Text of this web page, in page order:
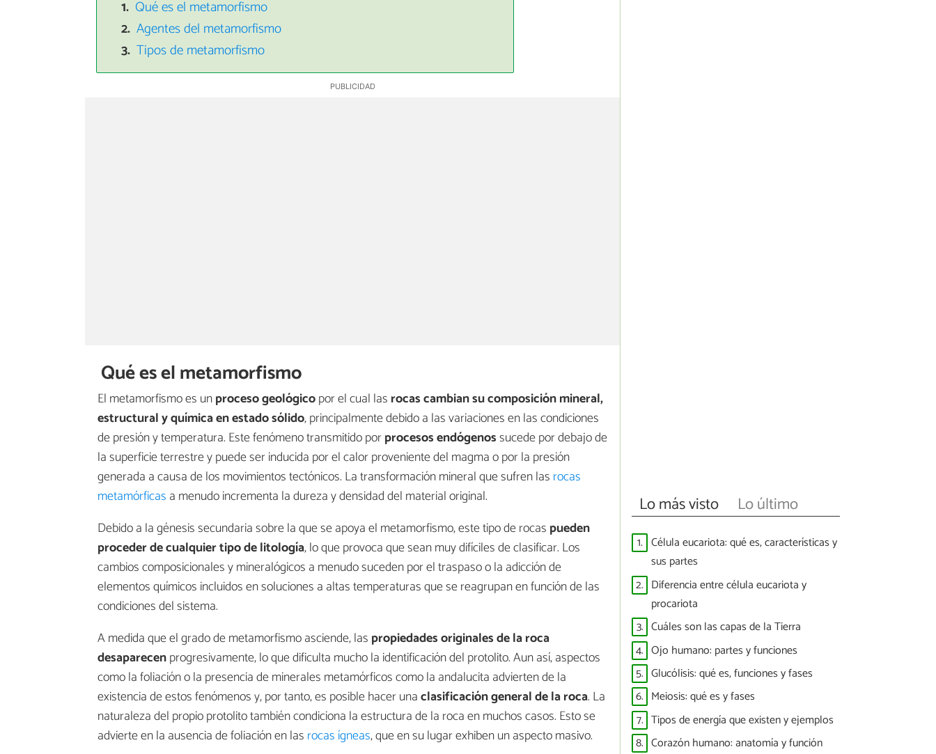
Qué es el metamorfismo
Agentes del metamorfismo
Tipos de metamorfismo
Qué es el metamorfismo
El metamorfismo es unproceso geológicopor el cual las rocas cambian su composición mineral,
estructural y químicaen estado sólido, principalmente debido a las variaciones en las condiciones
de presión y temperatura. Este fenómeno transmitido porprocesos endógenossucede por debajo de
la superficie terrestre y puede ser inducida por el calor proveniente del magma o por la presión
generada a causa de los movimientos tectónicos. La transformación mineral que sufren las rocas
metamórficas a menudo incrementa la dureza y densidad del material original.
Debido a la génesis secundaria sobre la que se apoya el metamorfismo, este tipo de rocas pueden
proceder de cualquier tipo de litología, lo que provoca que sean muy difíciles de clasificar. Los
cambios composicionales y mineralógicos a menudo suceden por el traspaso o la adicción de
elementos químicos incluidos en soluciones a altas temperaturas que se reagrupan en función de las
condiciones del sistema.
A medida que el grado de metamorfismo asciende, las propiedades originales de la roca
desaparecenprogresivamente, lo que dificulta mucho la identificación del protolito. Aun así, aspectos
como la foliación o la presencia de minerales metamórficos como la andalucita advierten de la
existencia de estos fenómenos y, por tanto, es posible hacer unaclasificación general de la roca. La
naturaleza del propio protolito también condiciona la estructura de la roca en muchos casos. Esto se
advierte en la ausencia de foliación en las rocas ígneas, que en su lugar exhiben un aspecto masivo.
Lo más visto Lo último
1. Célula eucariota: qué es, características y
sus partes
2. Diferencia entre célula eucariota y
procariota
3. Cuáles son las capas de la Tierra
4. Ojo humano: partes y funciones
5. Glucólisis: qué es, funciones y fases
6. Meiosis: qué es y fases
7. Tipos de energía que existen y ejemplos
8. Corazón humano: anatomía y función